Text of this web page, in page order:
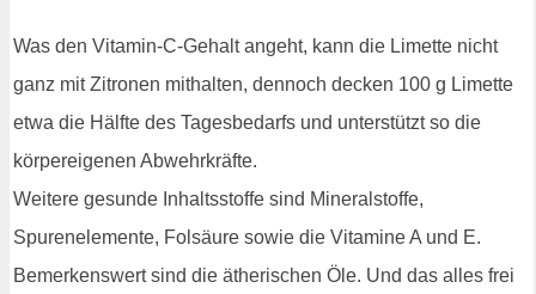
Was den Vitamin-C-Gehalt angeht, kann die Limette nicht
ganz mit Zitronen mithalten, dennoch decken 100 g Limette
etwa die Hälfte des Tagesbedarfs und unterstützt so die
körpereigenen Abwehrkräfte.
Weitere gesunde Inhaltsstoffe sind Mineralstoffe,
Spurenelemente, Folsäure sowie die Vitamine A und E.
Bemerkenswert sind die ätherischen Öle. Und das alles frei